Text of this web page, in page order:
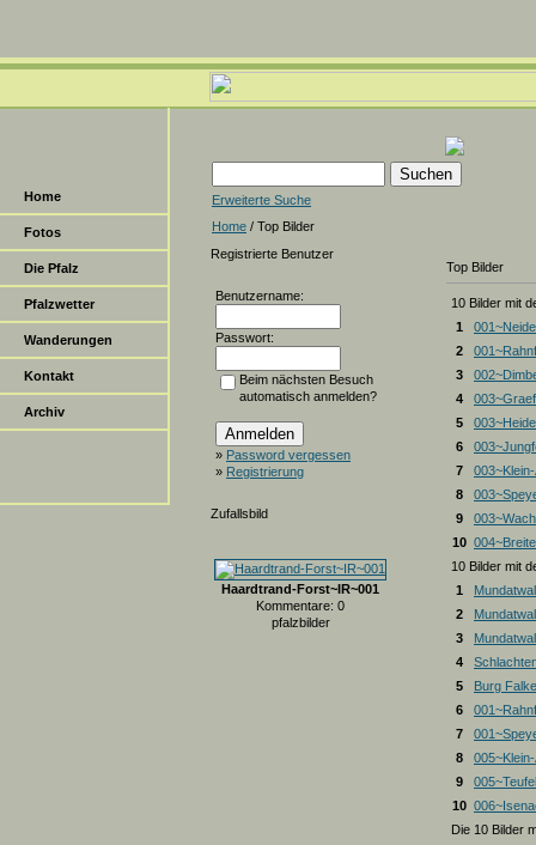
Home
Fotos
Die Pfalz
Pfalzwetter
Wanderungen
Kontakt
Archiv
Erweiterte Suche
Home / Top Bilder
Registrierte Benutzer
Benutzername:
Passwort:
Beim nächsten Besuch
automatisch anmelden?
» Password vergessen
» Registrierung
Zufallsbild
Haardtrand-Forst~IR~001
Kommentare: 0
pfalzbilder
Top Bilder
10 Bilder mit
1
2
3
4
5
6
7
8
9
10
10 Bilder mit
1
2
3
4
5
Burg
6
7
8
9
10
Die 10 Bilder